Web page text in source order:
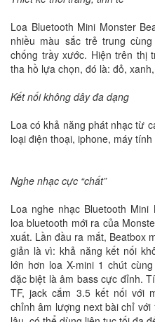
Loa Bluetooth Mini Monster
nhiều màu sắc trẻ trung
chống trầy xước. Hiện trên thị
tha hồ lựa chọn, đó là: đỏ,
Kết nối không dây đa dạng
Loa có khả năng phát nhạc từ
loại điện thoại, iphone, máy
Nghe nhạc cực “chất”
Loa nghe nhạc Bluetooth
loa bluetooth mới ra của
xuất. Lần đầu ra mắt, Beatbox
giản là vì: khả năng kết nối
lớn hơn loa X-mini 1 chút
đặc biệt là âm bass cực đỉnh.
TF, jack cắm 3.5 kết nối với
chỉnh âm lượng next bài chỉ